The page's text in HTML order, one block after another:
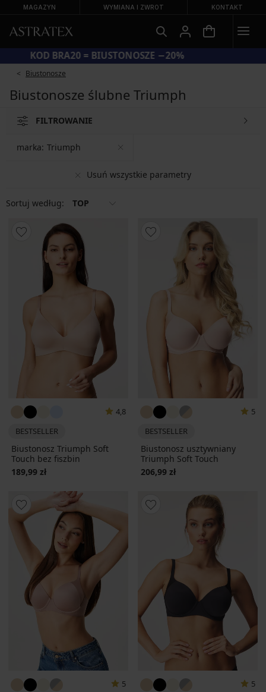
MAGAZYN WYMIANA I ZWROT KONTAKT
KOD BRA20 = BIUSTONOSZE −20%
Biustonosze
Biustonosze ślubne Triumph
FILTROWANIE
Usuń wszystkie parametry
marka: Triumph
Sortuj według: TOP
4,8
BESTSELLER
Biustonosz Triumph Soft
Touch bez fiszbin
189,99 zł
5
BESTSELLER
Biustonosz usztywniany
Triumph Soft Touch
206,99 zł
5
5